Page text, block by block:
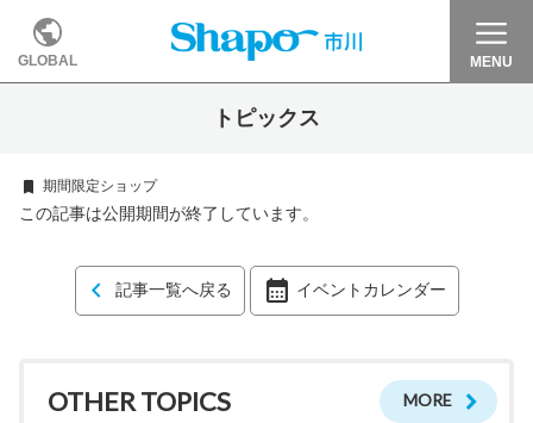
GLOBAL MENU
トピックス
期間限定ショップ
この記事は公開期間が終了しています。
記事一覧へ戻る イベントカレンダー
OTHER TOPICS MORE